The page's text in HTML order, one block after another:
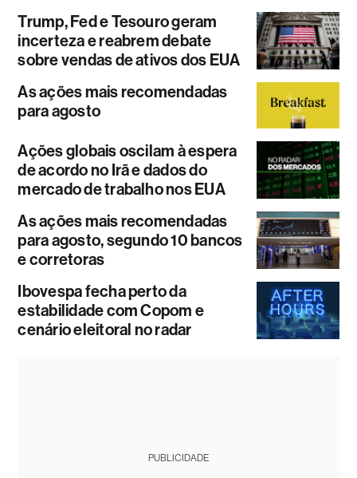
Trump, Fed e Tesouro geram
incerteza e reabrem debate
sobre vendas de ativos dos EUA
As ações mais recomendadas
para agosto
Ações globais oscilam à espera
de acordo no Irã e dados do
mercado de trabalho nos EUA
As ações mais recomendadas
para agosto, segundo 10 bancos
e corretoras
Ibovespa fecha perto da
estabilidade com Copom e
cenário eleitoral no radar
PUBLICIDADE